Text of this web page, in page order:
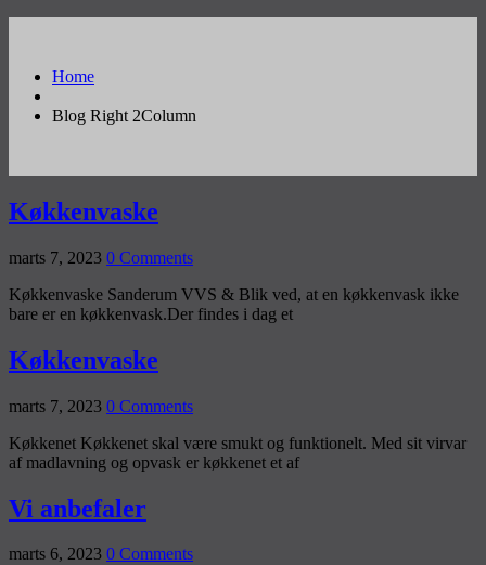
Home
Blog Right 2Column
Køkkenvaske
marts 7, 2023 0 Comments
Køkkenvaske Sanderum VVS & Blik ved, at en køkkenvask ikke
bare er en køkkenvask.Der findes i dag et
Køkkenvaske
marts 7, 2023 0 Comments
Køkkenet Køkkenet skal være smukt og funktionelt. Med sit virvar
af madlavning og opvask er køkkenet et af
Vi anbefaler
marts 6, 2023 0 Comments